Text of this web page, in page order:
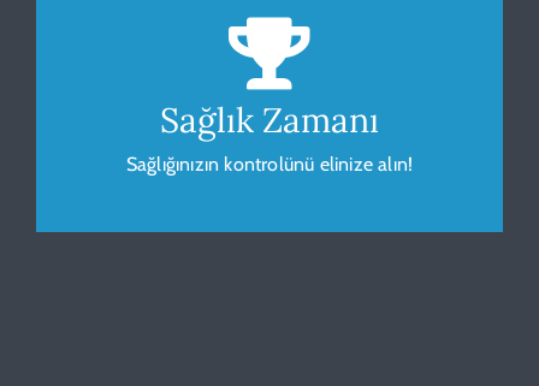
Sağlık Zamanı
Sağlığınızın kontrolünü elinize alın!
Beden Kitle Endeksi
Sağlığınız için vücudunuzu gözlemleyip
ölçümleyin.
HESAPLA